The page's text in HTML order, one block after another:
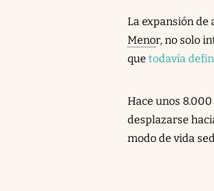
La expansión de
Menor, no solo
que todavía
Hace unos
desplazarse
modo de vida